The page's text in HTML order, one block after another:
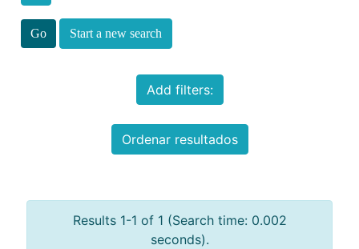
Start a new search
Add filters:
Ordenar resultados
Results 1-1 of 1 (Search time: 0.002
seconds).